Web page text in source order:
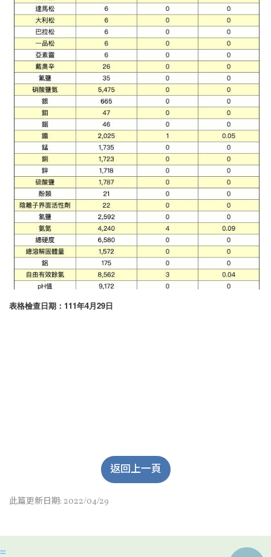
表格檢查日期：111年4月29日
返回上一頁
此篇更新日期: 2022/04/29
:::